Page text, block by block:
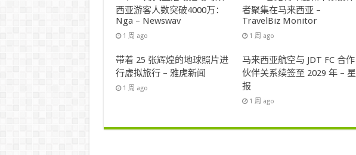
西亚游客人数突破4000万：
Nga – Newswav
1 周 ago
者聚集在马来西亚 –
TravelBiz Monitor
1 周 ago
带着 25 张辉煌的地球照片进
行虚拟旅行 – 雅虎新闻
1 周 ago
马来西亚航空与 JDT FC 合作
伙伴关系续签至 2029 年 – 星
报
1 周 ago